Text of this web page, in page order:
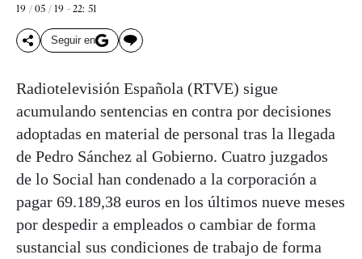
19 / 05 / 19 - 22: 51
Seguir en
Radiotelevisión Española (RTVE) sigue
acumulando sentencias en contra por decisiones
adoptadas en material de personal tras la llegada
de Pedro Sánchez al Gobierno. Cuatro juzgados
de lo Social han condenado a la corporación a
pagar 69.189,38 euros en los últimos nueve meses
por despedir a empleados o cambiar de forma
sustancial sus condiciones de trabajo de forma